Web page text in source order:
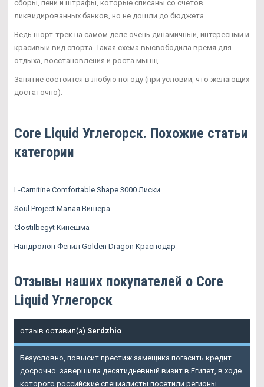
сборы, пени и штрафы, которые списаны со счетов
ликвидированных банков, но не дошли до бюджета.
Ведь шорт-трек на самом деле очень динамичный, интересный и
красивый вид спорта. Такая схема высвободила время для
отдыха, восстановления и роста мышц.
Занятие состоится в любую погоду (при условии, что желающих
достаточно).
Core Liquid Углегорск. Похожие статьи
категории
L-Carnitine Comfortable Shape 3000 Лиски
Soul Project Малая Вишера
Clostilbegyt Кинешма
Нандролон Фенил Golden Dragon Краснодар
Отзывы наших покупателей о Core
Liquid Углегорск
отзыв оставил(а) Serdzhio
Безусловно, повысит престиж замещика погасить кредит
досрочно. завершила десятидневный визит в Египет, в ходе
которого российские специалисты посетили регионы